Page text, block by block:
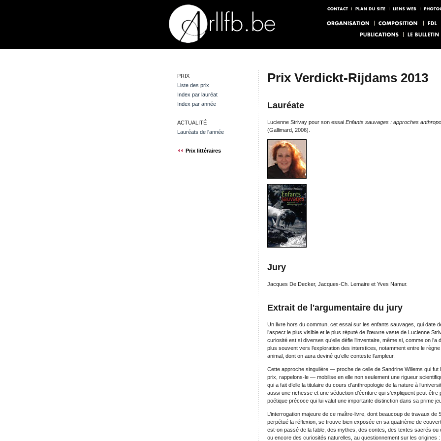
PRIX
Liste des prix
Index par lauréat
Index par année
ACTUALITÉ
Lauréats de l'année
Prix littéraires
Prix Verdickt-Rijdams 2013
Lauréate
Lucienne Strivay pour son essai Enfants sauvages : approches
(Gallimard, 2006).
Jury
Jacques De Decker, Jacques-Ch. Lemaire et Yves Namur.
Extrait de l'argumentaire du jury
Un livre hors du commun, cet essai sur les enfants sauvages, qui date
l’aspect le plus visible et le plus réputé de l’œuvre vaste de Lucienne
curiosité est si diverses qu’elle défie l’inventaire, même si, comme on l’a
plus souvent vers l’exploration des interstices, notamment entre le
animal, dont on aura deviné qu’elle conteste l’ampleur.
Cette approche singulière — proche de celle de Sandrine Willems qui fut
prix, rappelons-le — mobilise en elle non seulement une rigueur
qui a fait d’elle la titulaire du cours d’anthropologie de la nature à
aussi une richesse et une séduction d’écriture qui s’expliquent peut-être
poétique précoce qui lui valut une importante distinction dans sa prime
L’interrogation majeure de ce maître-livre, dont beaucoup de travaux de
perpétué la réflexion, se trouve bien exposée en sa quatrième de
est-on passé de la fable, des mythes, des contes, des textes sacrés ou
ou encore des curiosités naturelles, au questionnement sur les origines :